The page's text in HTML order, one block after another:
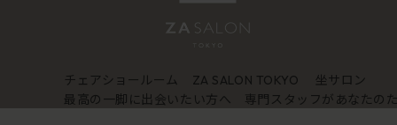
チェアショールーム ZA SALON TOKYO
坐サロン
最高の一脚に出会いたい方へ 専門スタッフがあなたの